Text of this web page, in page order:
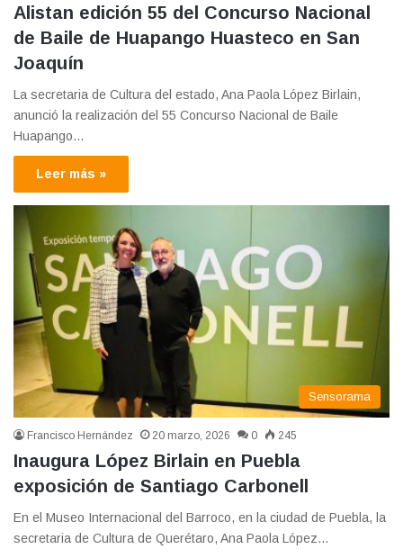
Alistan edición 55 del Concurso Nacional
de Baile de Huapango Huasteco en San
Joaquín
La secretaria de Cultura del estado, Ana Paola López Birlain,
anunció la realización del 55 Concurso Nacional de Baile
Huapango…
Leer más »
Sensorama
Francisco Hernández 20 marzo, 2026 0 245
Inaugura López Birlain en Puebla
exposición de Santiago Carbonell
En el Museo Internacional del Barroco, en la ciudad de Puebla, la
secretaria de Cultura de Querétaro, Ana Paola López…